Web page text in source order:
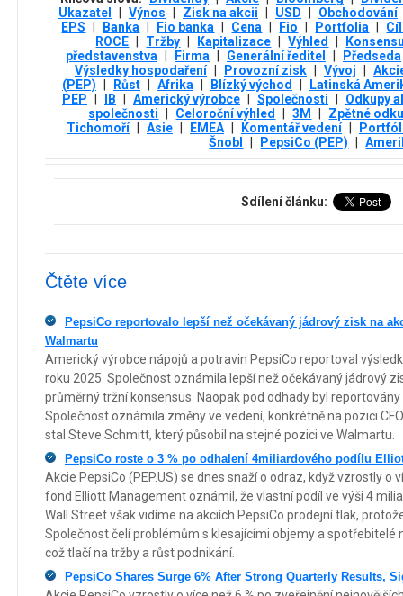
Ukazatel
Výnos Zisk na akcii USD
Obchodování
EPS
Banka Fio banka Cena Fio Portfolia
ROCE
Tržby Kapitalizace Výhled
představenstva
Firma Generální ředitel
Předseda
Výsledky hospodaření
Provozní zisk Vývoj
(PEP)
Růst Afrika Blízký východ
Latinská
PEP
IB Americký výrobce Společnosti
Odkupy
společnosti
Celoroční výhled 3М
Zpětné
Tichomoří
Asie EMEA Komentář vedení
Šnobl
PepsiCo (PEP)
Sdílení článku:
Čtěte více
PepsiCo reportovalo lepší než očekávaný jádrový zisk na
Walmartu
Americký výrobce nápojů a potravin PepsiCo reportoval
roku 2025. Společnost oznámila lepší než očekávaný jádrový
průměrný tržní konsensus. Naopak pod odhady byl
Společnost oznámila změny ve vedení, konkrétně na pozici
stal Steve Schmitt, který působil na stejné pozici ve Walmartu.
PepsiCo roste o 3 % po odhalení 4miliardového podílu
Akcie PepsiCo (PEP.US) se dnes snaží o odraz, když vzrostly o
fond Elliott Management oznámil, že vlastní podíl ve výši 4
Wall Street však vidíme na akciích PepsiCo prodejní tlak,
Společnost čelí problémům s klesajícími objemy a spotřebitelé
což tlačí na tržby a růst podnikání.
PepsiCo Shares Surge 6% After Strong Quarterly Results,